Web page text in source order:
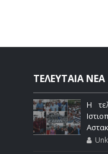
ΤΕΛΕΥΤΑΙΑ ΝΕΑ
Η